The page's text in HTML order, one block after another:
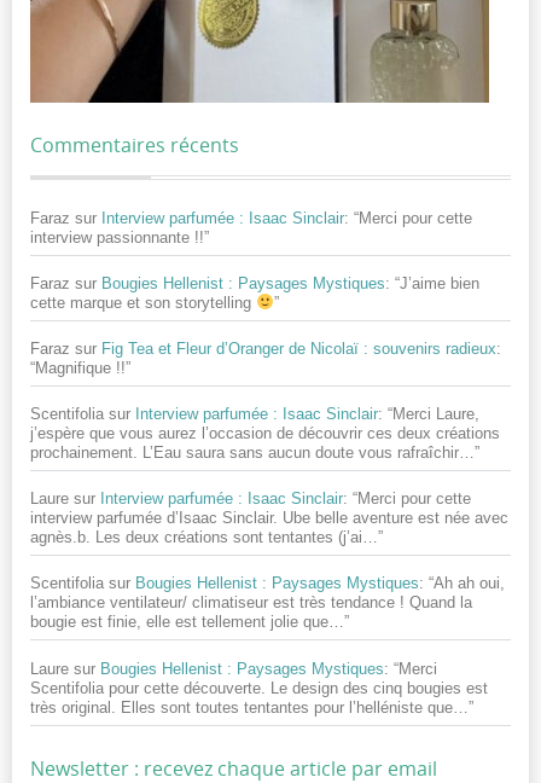
Commentaires récents
Faraz sur Interview parfumée : Isaac Sinclair: “Merci pour cette
interview passionnante !!”
Faraz sur Bougies Hellenist : Paysages Mystiques: “J’aime bien
cette marque et son storytelling
”
Faraz sur Fig Tea et Fleur d’Oranger de Nicolaï : souvenirs radieux:
“Magnifique !!”
Scentifolia sur Interview parfumée : Isaac Sinclair: “Merci Laure,
j’espère que vous aurez l’occasion de découvrir ces deux créations
prochainement. L’Eau saura sans aucun doute vous rafraîchir…”
Laure sur Interview parfumée : Isaac Sinclair: “Merci pour cette
interview parfumée d’Isaac Sinclair. Ube belle aventure est née avec
agnès.b. Les deux créations sont tentantes (j’ai…”
Scentifolia sur Bougies Hellenist : Paysages Mystiques: “Ah ah oui,
l’ambiance ventilateur/ climatiseur est très tendance ! Quand la
bougie est finie, elle est tellement jolie que…”
Laure sur Bougies Hellenist : Paysages Mystiques: “Merci
Scentifolia pour cette découverte. Le design des cinq bougies est
très original. Elles sont toutes tentantes pour l’helléniste que… ”
Newsletter : recevez chaque article par email